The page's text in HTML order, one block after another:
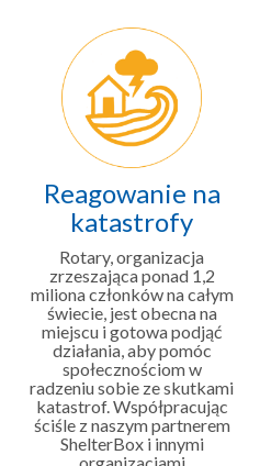
Reagowanie na
katastrofy
Rotary, organizacja
zrzeszająca ponad 1,2
miliona członków na całym
świecie, jest obecna na
miejscu i gotowa podjąć
działania, aby pomóc
społecznościom w
radzeniu sobie ze skutkami
katastrof. Współpracując
ściśle z naszym partnerem
ShelterBox i innymi